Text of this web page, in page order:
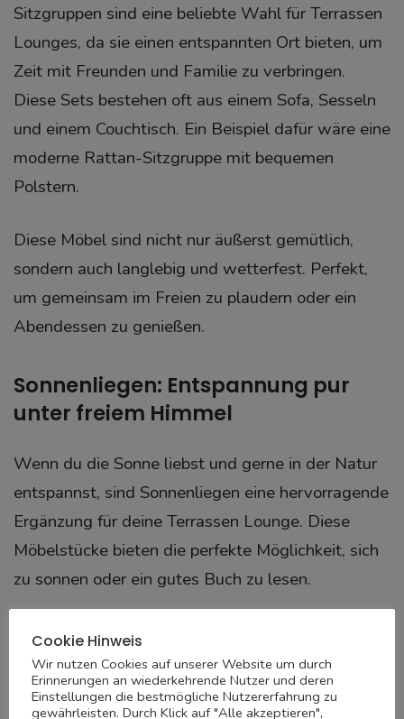
Sitzgruppen sind eine beliebte Wahl für Terrassen
Lounges, da sie einen entspannten Ort bieten, um
Zeit mit Freunden und Familie zu verbringen.
Diese Sets bestehen oft aus einem Sofa, Sesseln
und einem Couchtisch. Ein Beispiel dafür wäre eine
moderne Rattan-Sitzgruppe mit bequemen
Polstern.
Diese Möbel sind nicht nur äußerst gemütlich,
sondern auch langlebig und wetterfest. Perfekt,
um gemeinsam im Freien zu plaudern oder ein
Abendessen zu genießen.
Sonnenliegen: Entspannung pur
unter freiem Himmel
Wenn du die Sonne liebst und gerne in der Natur
entspannst, sind Sonnenliegen eine hervorragende
Ergänzung für deine Terrassen Lounge. Diese
Möbelstücke bieten die perfekte Möglichkeit, sich
zu sonnen oder ein gutes Buch zu lesen.
Überlege dir beispielsweise eine
Holzmit verstellbaren Rückenlehnen. Ergänze sie
mit bequemen Auflagen und einem kleinen
Cookie Hinweis
Wir nutzen Cookies auf unserer Website um durch
Erinnerungen an wiederkehrende Nutzer und deren
Einstellungen die bestmögliche Nutzererfahrung zu
gewährleisten. Durch Klick auf "Alle akzeptieren",